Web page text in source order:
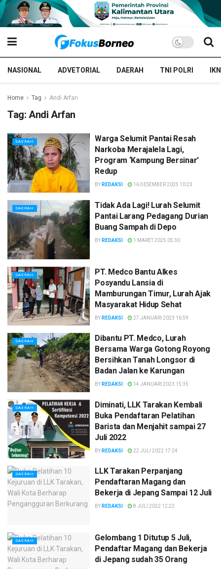
NASIONAL ADVETORIAL DAERAH TNI POLRI IKN
Home Tag Andi Arfan
Tag: Andi Arfan
DAERAH
Warga Selumit Pantai Resah
Narkoba Merajalela Lagi,
Program ‘Kampung Bersinar’
Redup
BY REDAKSI 16 DESEMBER 2025 10:23
DAERAH
Tidak Ada Lagi! Lurah Selumit
Pantai Larang Pedagang Durian
Buang Sampah di Depo
BY REDAKSI 1 MARET 2025 05:30
DAERAH
PT. Medco Bantu Alkes
Posyandu Lansia di
Mamburungan Timur, Lurah Ajak
Masyarakat Hidup Sehat
BY REDAKSI 27 JANUARI 2023 16:59
DAERAH
Dibantu PT. Medco, Lurah
Bersama Warga Gotong Royong
Bersihkan Tanah Longsor di
Badan Jalan ke Karungan
BY REDAKSI 14 JANUARI 2023 15:35
DAERAH
Diminati, LLK Tarakan Kembali
Buka Pendaftaran Pelatihan
Barista dan Menjahit sampai 27
Juli 2022
BY REDAKSI 22 JULI 2022 17:24
DAERAH
LLK Tarakan Perpanjang
Pendaftaran Magang dan
Bekerja di Jepang Sampai 12 Juli
BY REDAKSI 8 JULI 2022 12:22
DAERAH
Gelombang 1 Ditutup 5 Juli,
Pendaftar Magang dan Bekerja
di Jepang sudah 35 Orang